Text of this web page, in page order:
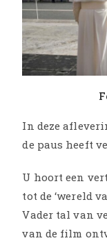
In deze
de paus heeft
U hoort een
tot de ‘wereld
Vader tal van
van de film